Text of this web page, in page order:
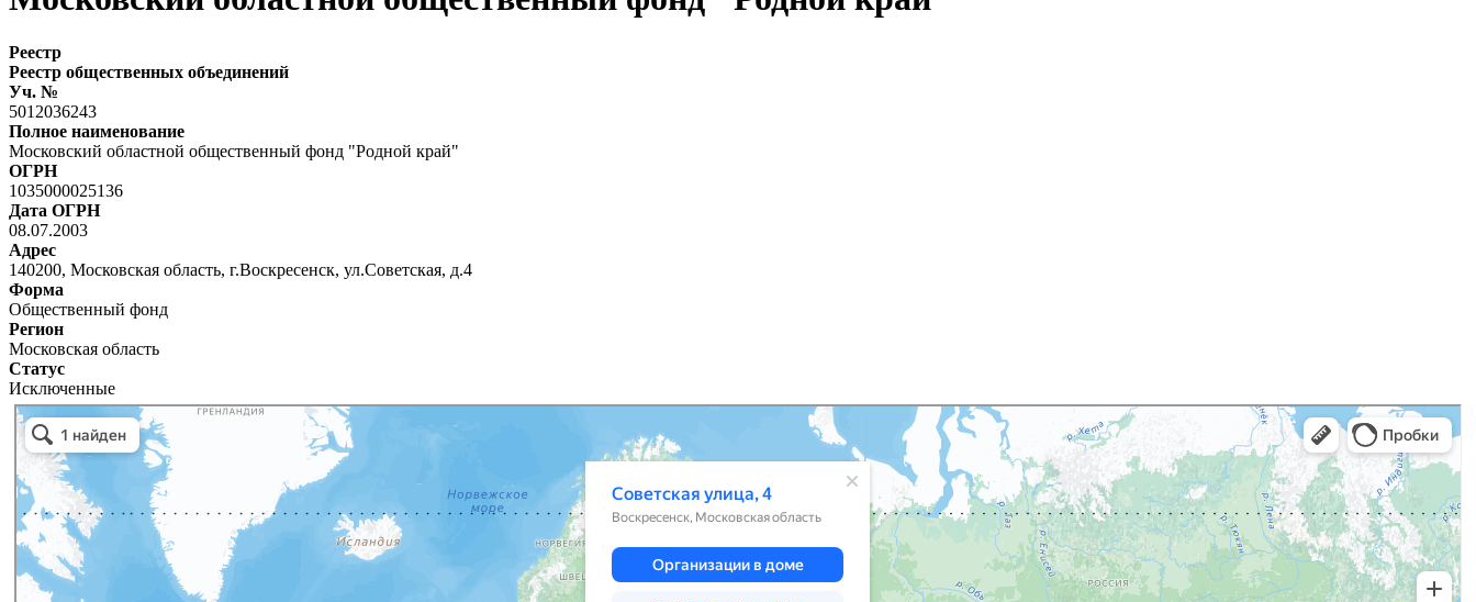
Реестр
Реестр общественных объединений
Уч. №
5012036243
Полное наименование
Московский областной общественный фонд "Родной край"
ОГРН
1035000025136
Дата ОГРН
08.07.2003
Адрес
140200, Московская область, г.Воскресенск, ул.Советская, д.4
Форма
Общественный фонд
Регион
Московская область
Статус
Исключенные